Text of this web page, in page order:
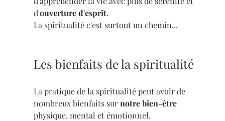
d'ouverture d'esprit.
La spiritualité c'est surtout un chemin...
Les bienfaits de la spiritualité
La pratique de la spiritualité peut avoir de
nombreux bienfaits sur notre bien-être
physique, mental et émotionnel.